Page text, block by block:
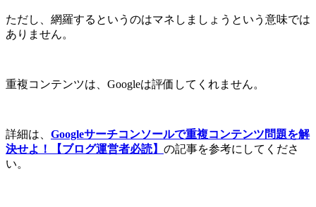
ただし、網羅するというのはマネしましょうという意味では
ありません。
重複コンテンツは、Googleは評価してくれません。
詳細は、 Googleサーチコンソールで重複コンテンツ問題を解
決せよ！【ブログ運営者必読】 の記事を参考にしてくださ
い。